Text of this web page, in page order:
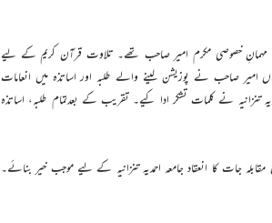
مہمانِ خصوصی مکرم امیر صاحب تھے۔ تلاوت قرآن کریم کے لیے
امیر صاحب نے پوزیشن لینے والے طلبہ اور اساتذہ میں انعامات
تنزانیہ نے کلمات تشکر ادا کیے۔ تقریب کے بعدتمام طلبہ، اساتذہ
جات کا انعقاد جامعہ احمدیہ تنزانیہ کے لیے موجب خیر بنائے۔